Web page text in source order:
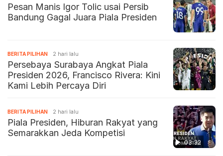
Pesan Manis Igor Tolic usai Persib
Bandung Gagal Juara Piala Presiden
BERITA PILIHAN 2 hari lalu
Persebaya Surabaya Angkat Piala
Presiden 2026, Francisco Rivera: Kini
Kami Lebih Percaya Diri
03:32
BERITA PILIHAN 2 hari lalu
Piala Presiden, Hiburan Rakyat yang
Semarakkan Jeda Kompetisi